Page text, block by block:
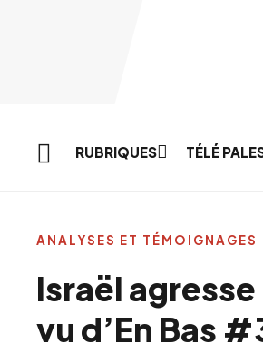
RUBRIQUES TÉLÉ
Israël
vu d’En Bas
ANALYSES ET TÉMOIGNAGES